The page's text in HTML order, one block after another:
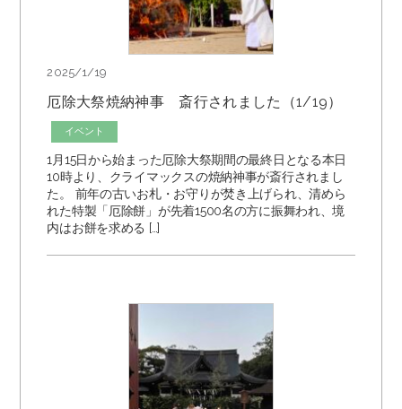
2025/1/19
厄除大祭焼納神事 斎行されました（1/19）
イベント
1月15日から始まった厄除大祭期間の最終日となる本日
10時より、クライマックスの焼納神事が斎行されまし
た。 前年の古いお札・お守りが焚き上げられ、清めら
れた特製「厄除餅」が先着1500名の方に振舞われ、境
内はお餅を求める […]